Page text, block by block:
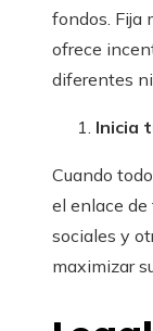
fondos. Fija
ofrece
diferentes
Inicia
Cuando
el enlace de
sociales y
maximizar